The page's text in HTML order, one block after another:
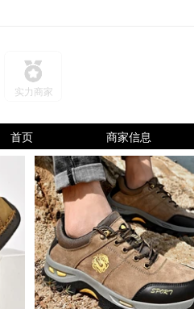
实力商家
首页 商家信息